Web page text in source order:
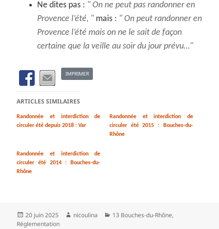
Ne dites pas :
On ne peut pas randonner en
Provence l’été,
mais :
On peut randonner en
Provence l’été mais on ne le sait de façon
certaine que la veille au soir du jour prévu…
IMPRIMER
ARTICLES SIMILAIRES
Randonnée et interdiction de
circuler été depuis 2018 : Var
Randonnée et interdiction de
circuler été 2015 : Bouches-du-
Rhône
Randonnée et interdiction de
circuler été 2014 : Bouches-du-
Rhône
Publié
le
20 juin 2025 Auteur
nicoulina Catégories
13 Bouches-du-Rhône,
Réglementation